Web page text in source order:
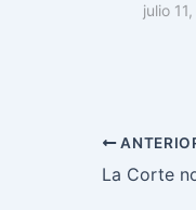
julio
La Corte